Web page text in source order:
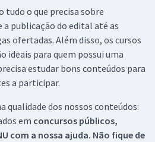
tudo o que precisa sobre
a publicação do edital até as
ofertadas. Além disso, os cursos
ideais para quem possui uma
estudar bons conteúdos para
a participar.
qualidade dos nossos conteúdos:
em concursos públicos,
com a nossa ajuda. Não fique de